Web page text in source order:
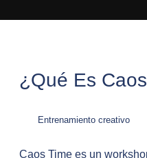
¿Qué Es
Entrenamiento creativo
Caos Time es un